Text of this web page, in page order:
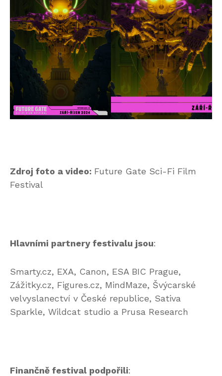
Zdroj foto a video: Future Gate Sci-Fi Film
Festival
Hlavními partnery festivalu jsou:
Smarty.cz, EXA, Canon, ESA BIC Prague,
Zážitky.cz, Figures.cz, MindMaze, Švýcarské
velvyslanectví v České republice, Sativa
Sparkle, Wildcat studio a Prusa Research
Finančně festival podpořili: